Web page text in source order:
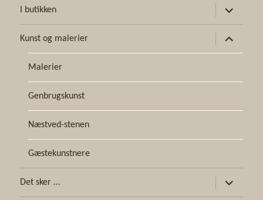
I butikken udvid
Kunst og malerier udvid
Malerier
Genbrugskunst
Næstved-stenen
Gæstekunstnere
Det sker … udvid